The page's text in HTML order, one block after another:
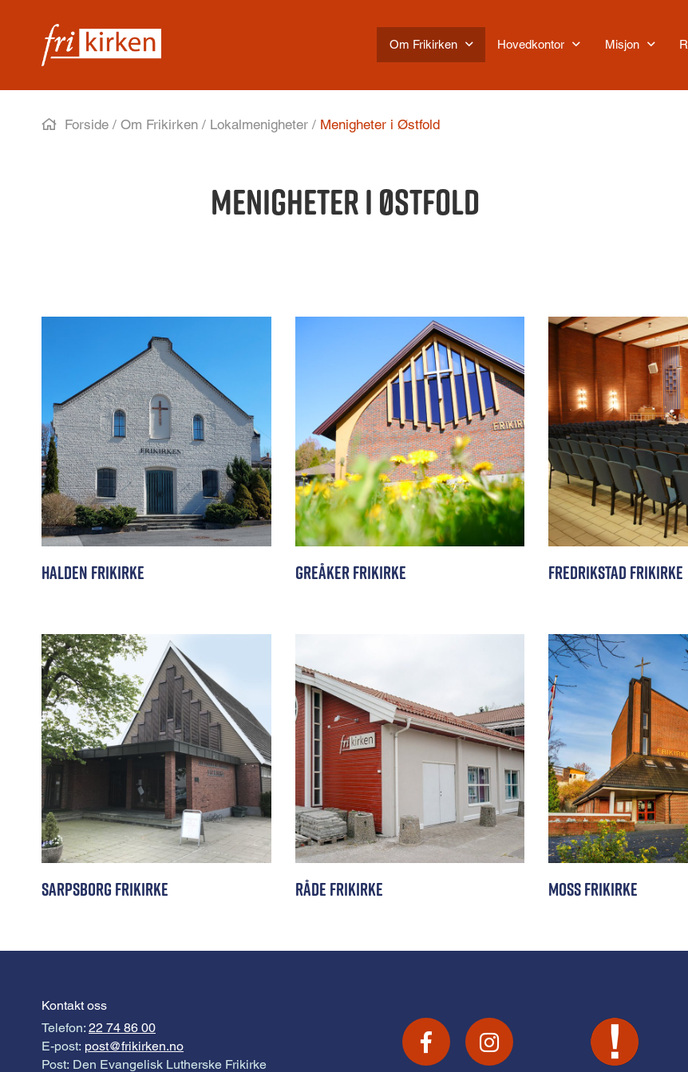
Om Frikirken Hovedkontor Misjon
Forside / Om Frikirken / Lokalmenigheter / Menigheter i Østfold
Menigheter i Østfold
Halden Frikirke Greåker Frikirke Fredrikstad Frikirke
Sarpsborg Frikirke Råde Frikirke Moss Frikirke
Kontakt oss
Telefon: 22 74 86 00
E-post: post@frikirken.no
Post: Den Evangelisk Lutherske Frikirke